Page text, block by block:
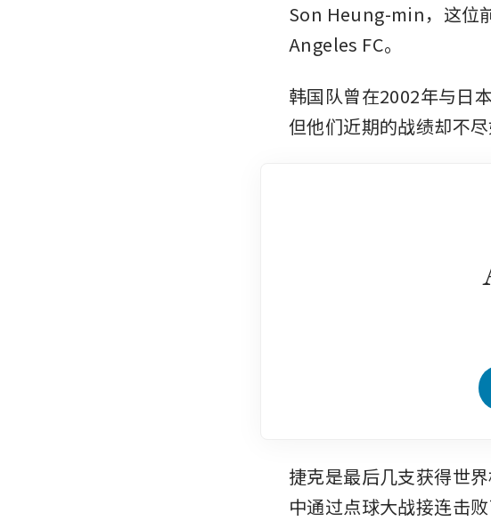
Son Heung-min，这位
Angeles FC。
韩国队曾在2002年与日
但他们近期的战绩却不
捷克是最后几支获得世
中通过点球大战接连击败